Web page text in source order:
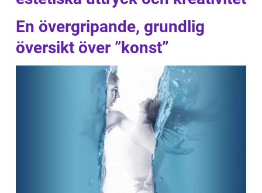
En övergripande, grundlig
översikt över ”konst”